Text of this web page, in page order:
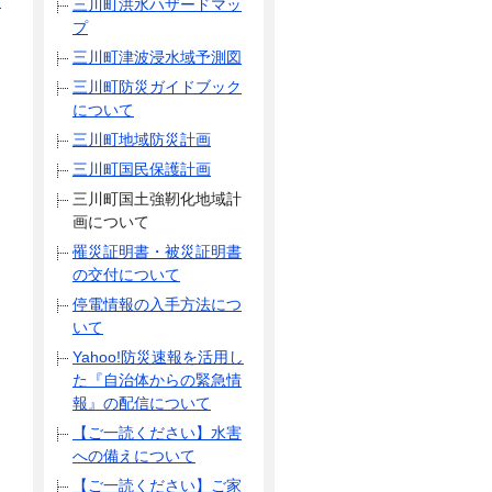
三川町洪水ハザードマッ
プ
三川町津波浸水域予測図
三川町防災ガイドブック
について
三川町地域防災計画
三川町国民保護計画
三川町国土強靭化地域計
画について
罹災証明書・被災証明書
の交付について
停電情報の入手方法につ
いて
Yahoo!防災速報を活用し
た『自治体からの緊急情
報』の配信について
【ご一読ください】水害
への備えについて
【ご一読ください】ご家